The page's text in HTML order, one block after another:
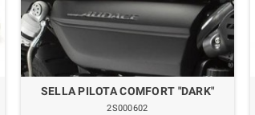
SELLA PILOTA COMFORT "DARK"
2S000602